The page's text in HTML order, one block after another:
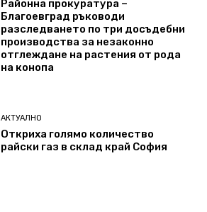
Районна прокуратура –
Благоевград ръководи
разследването по три досъдебни
производства за незаконно
отглеждане на растения от рода
на конопа
АКТУАЛНО
Откриха голямо количество
райски газ в склад край София